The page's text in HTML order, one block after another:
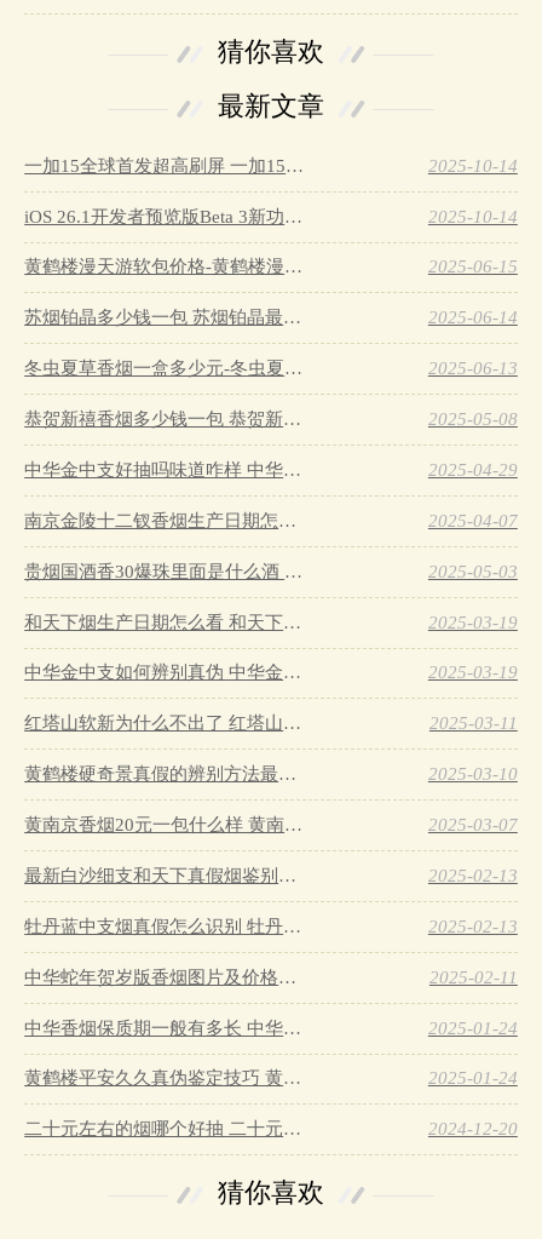
猜你喜欢
最新文章
一加15全球首发超高刷屏 一加15参数详细配置… 2025-10-14
iOS 26.1开发者预览版Beta 3新功能详解… 2025-10-14
黄鹤楼漫天游软包价格-黄鹤楼漫天游软包多少钱一盒… 2025-06-15
苏烟铂晶多少钱一包 苏烟铂晶最新价格… 2025-06-14
冬虫夏草香烟一盒多少元-冬虫夏草香烟一盒多少元2025最新价格… 2025-06-13
恭贺新禧香烟多少钱一包 恭贺新禧香烟价格表和图片… 2025-05-08
中华金中支好抽吗味道咋样 中华金中支口感特点介绍… 2025-04-29
南京金陵十二钗香烟生产日期怎么看 南京金陵十二钗香烟保质期… 2025-04-07
贵烟国酒香30爆珠里面是什么酒 贵烟国酒香30怎么辨别真假… 2025-05-03
和天下烟生产日期怎么看 和天下烟真假辨别方法六个方面… 2025-03-19
中华金中支如何辨别真伪 中华金中支真假烟鉴别方法… 2025-03-19
红塔山软新为什么不出了 红塔山软新烟停售原因详解… 2025-03-11
黄鹤楼硬奇景真假的辨别方法最简单版… 2025-03-10
黄南京香烟20元一包什么样 黄南京香烟真假鉴别… 2025-03-07
最新白沙细支和天下真假烟鉴别指南… 2025-02-13
牡丹蓝中支烟真假怎么识别 牡丹蓝中支烟真假鉴别带图… 2025-02-13
中华蛇年贺岁版香烟图片及价格大全… 2025-02-11
中华香烟保质期一般有多长 中华香烟保质期在哪里看的… 2025-01-24
黄鹤楼平安久久真伪鉴定技巧 黄鹤楼平安久久二维码在哪里… 2025-01-24
二十元左右的烟哪个好抽 二十元左右的香烟排行榜最新款… 2024-12-20
猜你喜欢